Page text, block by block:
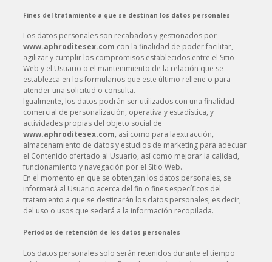
Fines del tratamiento a que se destinan los datos personales
Los datos personales son recabados y gestionados por
www.aphroditesex.com con la finalidad de poder facilitar,
agilizar y cumplir los compromisos establecidos entre el Sitio
Web y el Usuario o el mantenimiento de la relación que se
establezca en los formularios que este último rellene o para
atender una solicitud o consulta.
Igualmente, los datos podrán ser utilizados con una finalidad
comercial de personalización, operativa y estadística, y
actividades propias del objeto social de
www.aphroditesex.com, así como para laextracción,
almacenamiento de datos y estudios de marketing para adecuar
el Contenido ofertado al Usuario, así como mejorar la calidad,
funcionamiento y navegación por el Sitio Web.
En el momento en que se obtengan los datos personales, se
informará al Usuario acerca del fin o fines específicos del
tratamiento a que se destinarán los datos personales; es decir,
del uso o usos que sedará a la información recopilada.
Períodos de retención de los datos personales
Los datos personales solo serán retenidos durante el tiempo